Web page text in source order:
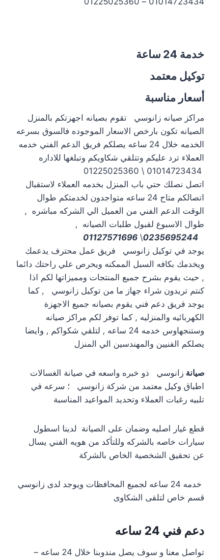
خدمة 24 ساعة
توكيل معتمد
أسعار مناسبة
مراكز صيانه زانوسي تقوم بصيانه اجهزتكم بالمنزل
الصيانه تكون بارخص الاسعار الموجوده فالسوق بسرعه
الخدمه خلال 24 ساعه يصلكم فريق الدعم الفني خدمه
العملاء ترد عليكم وتتلقي شكاويكم وتبلغها للاداره
اتصل نصلك حتي باب المنزل بخدمه العملاء لاستقبال
اتصالكم متاح 24 ساعه متواجدون لخدمتكم طوال
الوقت الدعم الفني من العميل الي الشركه مباشره ,
طوال الاسبوع لقبول طلبات الصيانه ,
\
01127571696
يوجد في توكيل زانوسي فريق عمل محترف يدعمك
ويخدمك بكافه السبل الممكنه ويحرص علي راحتك دائما
, حيث يقوم بشرح جميع المنتجات ومميزاتها لكم اذا
كنتم تريدون شراء جهاز ما من توكيل زانوسي , كما
يوجد فريق دعم فني يقوم بصيانه جميع الاجهزة
الكهربائيه والمنزليه , كما توفر لكم مراكز صيانه
وستنجهاوس خدمه 24 ساعه , لتلقي شكواكم , وايضا
يصلكم الفنيين والمهندسين الي المنزل
صيانة زانوسي ذو خبره واسعه في صيانة الغسالات
اطباق وكيل معتمد من شركة زانوسي ؛ سرعه في
تلبيه رغبات العملاء وتحديد المواعيد المناسبة
قطع غيار اصليه وضمان على الصيانة لدينا اسطول
سيارات خاصه بالشركه وللتأكد من هويه الفني يسال
عن تحقيق الشخصية الخاص بالشركة
خدمه 24 ساعه لجميع المحافظات ويوجد لدى زانوسي
قسم خاص لتلقى الشكاوى
دعم فني 24 ساعه
تواصل معنا و سوف يصل مندوبنا خلال 24 ساعه –